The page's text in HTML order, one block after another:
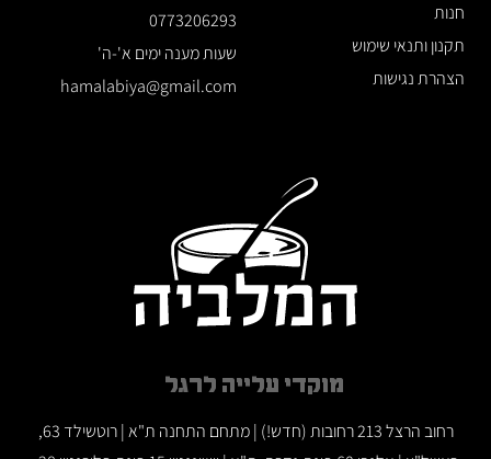
חנות
תקנון ותנאי שימוש
הצהרת נגישות
0773206293
שעות מענה ימים א'-ה'
hamalabiya@gmail.com
מוקדי עלייה לרגל
רחוב הרצל 213 רחובות (חדש!) | מתחם התחנה ת"א | רוטשילד 63,